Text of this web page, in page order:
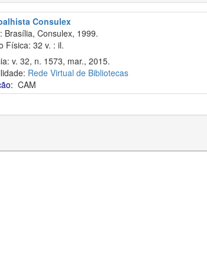
Consulex
Brasília, Consulex, 1999.
Física: 32 v. : il.
v. 32, n. 1573, mar., 2015.
Rede Virtual de Bibliotecas
CAM